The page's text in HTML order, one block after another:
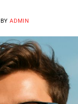
BYADMIN